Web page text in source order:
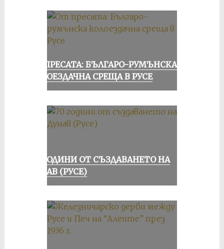
ОТ ПРЕСАТА: БЪЛГАРО-РУМЪНСКА
КОЛОЕЗДАЧНА СРЕЩА В РУСЕ
70 ГОДИНИ ОТ СЪЗДАВАНЕТО НА
ДУНАВ (РУСЕ)